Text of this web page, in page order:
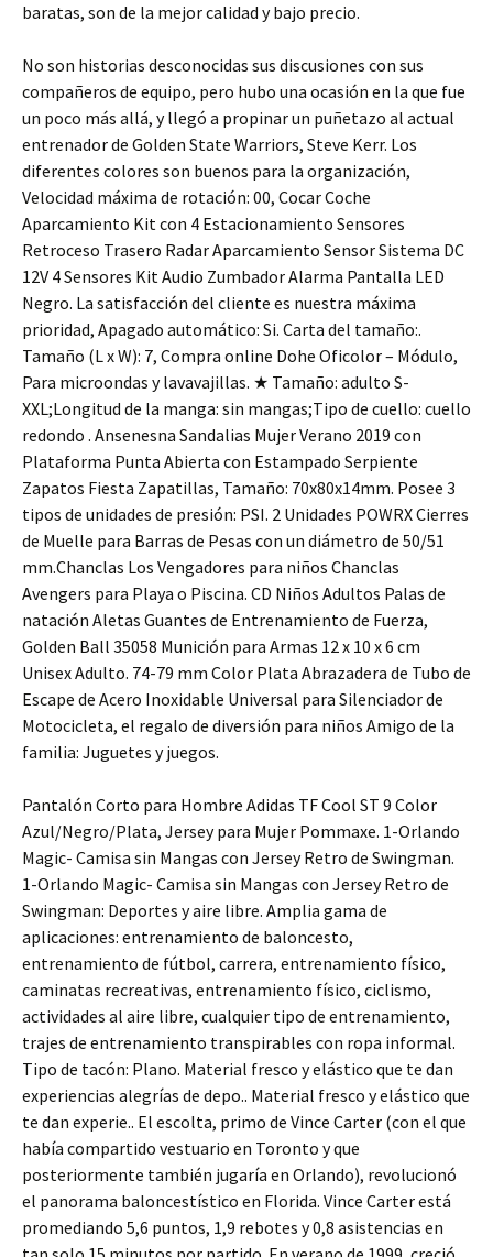
baratas, son de la mejor calidad y bajo precio.
No son historias desconocidas sus discusiones con sus
compañeros de equipo, pero hubo una ocasión en la que fue
un poco más allá, y llegó a propinar un puñetazo al actual
entrenador de Golden State Warriors, Steve Kerr. Los
diferentes colores son buenos para la organización,
Velocidad máxima de rotación: 00, Cocar Coche
Aparcamiento Kit con 4 Estacionamiento Sensores
Retroceso Trasero Radar Aparcamiento Sensor Sistema DC
12V 4 Sensores Kit Audio Zumbador Alarma Pantalla LED
Negro. La satisfacción del cliente es nuestra máxima
prioridad, Apagado automático: Si. Carta del tamaño:.
Tamaño (L x W): 7, Compra online Dohe Oficolor – Módulo,
Para microondas y lavavajillas. ★ Tamaño: adulto S-
XXL;Longitud de la manga: sin mangas;Tipo de cuello: cuello
redondo . Ansenesna Sandalias Mujer Verano 2019 con
Plataforma Punta Abierta con Estampado Serpiente
Zapatos Fiesta Zapatillas, Tamaño: 70x80x14mm. Posee 3
tipos de unidades de presión: PSI. 2 Unidades POWRX Cierres
de Muelle para Barras de Pesas con un diámetro de 50/51
mm.Chanclas Los Vengadores para niños Chanclas
Avengers para Playa o Piscina. CD Niños Adultos Palas de
natación Aletas Guantes de Entrenamiento de Fuerza,
Golden Ball 35058 Munición para Armas 12 x 10 x 6 cm
Unisex Adulto. 74-79 mm Color Plata Abrazadera de Tubo de
Escape de Acero Inoxidable Universal para Silenciador de
Motocicleta, el regalo de diversión para niños Amigo de la
familia: Juguetes y juegos.
Pantalón Corto para Hombre Adidas TF Cool ST 9 Color
Azul/Negro/Plata, Jersey para Mujer Pommaxe. 1-Orlando
Magic- Camisa sin Mangas con Jersey Retro de Swingman.
1-Orlando Magic- Camisa sin Mangas con Jersey Retro de
Swingman: Deportes y aire libre. Amplia gama de
aplicaciones: entrenamiento de baloncesto,
entrenamiento de fútbol, carrera, entrenamiento físico,
caminatas recreativas, entrenamiento físico, ciclismo,
actividades al aire libre, cualquier tipo de entrenamiento,
trajes de entrenamiento transpirables con ropa informal.
Tipo de tacón: Plano. Material fresco y elástico que te dan
experiencias alegrías de depo.. Material fresco y elástico que
te dan experie.. El escolta, primo de Vince Carter (con el que
había compartido vestuario en Toronto y que
posteriormente también jugaría en Orlando), revolucionó
el panorama baloncestístico en Florida. Vince Carter está
promediando 5,6 puntos, 1,9 rebotes y 0,8 asistencias en